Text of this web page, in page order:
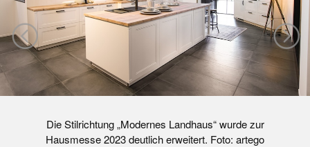
Die Stilrichtung „Modernes Landhaus“ wurde zur
Hausmesse 2023 deutlich erweitert. Foto: artego